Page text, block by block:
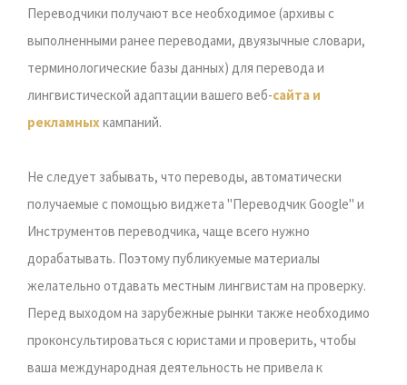
Переводчики получают все необходимое (архивы с
выполненными ранее переводами, двуязычные словари,
терминологические базы данных) для перевода и
лингвистической адаптации вашего веб-сайта и
рекламныхкампаний.
Не следует забывать, что переводы, автоматически
получаемые с помощью виджета "Переводчик Google" и
Инструментов переводчика, чаще всего нужно
дорабатывать. Поэтому публикуемые материалы
желательно отдавать местным лингвистам на проверку.
Перед выходом на зарубежные рынки также необходимо
проконсультироваться с юристами и проверить, чтобы
ваша международная деятельность не привела к